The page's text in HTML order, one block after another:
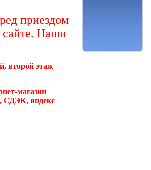
приездом
сайте. Наши
второй этаж
магазин
СДЭК, яндекс